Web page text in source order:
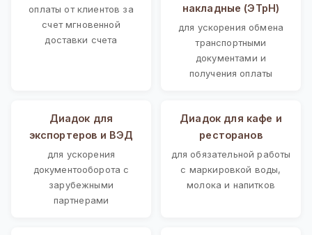
оплаты от клиентов за
счет мгновенной
доставки счета
накладные (ЭТрН)
для ускорения обмена
транспортными
документами и
получения оплаты
Диадок для
экспортеров и ВЭД
для ускорения
документооборота с
зарубежными
партнерами
Диадок для кафе и
ресторанов
для обязательной работы
с маркировкой воды,
молока и напитков